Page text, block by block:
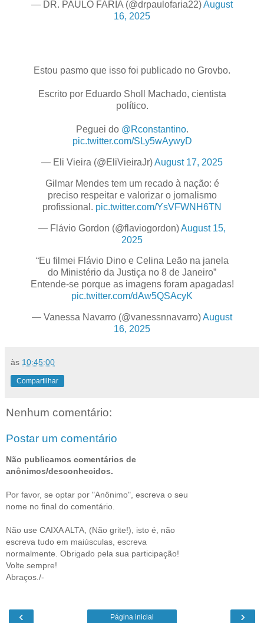
— DR. PAULO FARIA (@drpaulofaria22)August
16, 2025
Estou pasmo que isso foi publicado no Grovbo.
Escrito por Eduardo Sholl Machado, cientista
político.
Peguei do @Rconstantino.
pic.twitter.com/SLy5wAywyD
— Eli Vieira (@EliVieiraJr)August 17, 2025
Gilmar Mendes tem um recado à nação: é
preciso respeitar e valorizar o jornalismo
profissional. pic.twitter.com/YsVFWNH6TN
— Flávio Gordon (@flaviogordon)August 15,
2025
“Eu filmei Flávio Dino e Celina Leão na janela
do Ministério da Justiça no 8 de Janeiro”
Entende-se porque as imagens foram apagadas!
pic.twitter.com/dAw5QSAcyK
— Vanessa Navarro (@vanessnnavarro)August
16, 2025
às 10:45:00
Compartilhar
Nenhum comentário:
Postar um comentário
Não publicamos comentários de
anônimos/desconhecidos.
Por favor, se optar por "Anônimo", escreva o seu
nome no final do comentário.
Não use CAIXA ALTA, (Não grite!), isto é, não
escreva tudo em maiúsculas, escreva
normalmente. Obrigado pela sua participação!
Volte sempre!
Abraços./-
‹ ›
Página inicial